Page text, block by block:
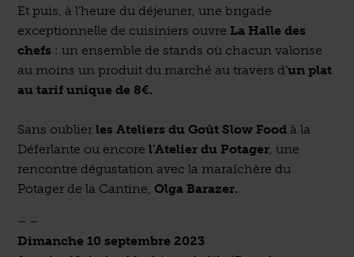
Et puis, à l’heure du déjeuner, une brigade
exceptionnelle de cuisiniers ouvre La Halle des
chefs : un ensemble de stands où chacun valorise
au moins un produit du marché au travers d’un plat
au tarif unique de 8€.
Sans oublierles Ateliers du Goût Slow Food à la
Déferlante ou encorel’Atelier du Potager , une
rencontre dégustation avec la maraîchère du
Potager de la Cantine, Olga Barazer.
– –
Dimanche 10 septembre 2023